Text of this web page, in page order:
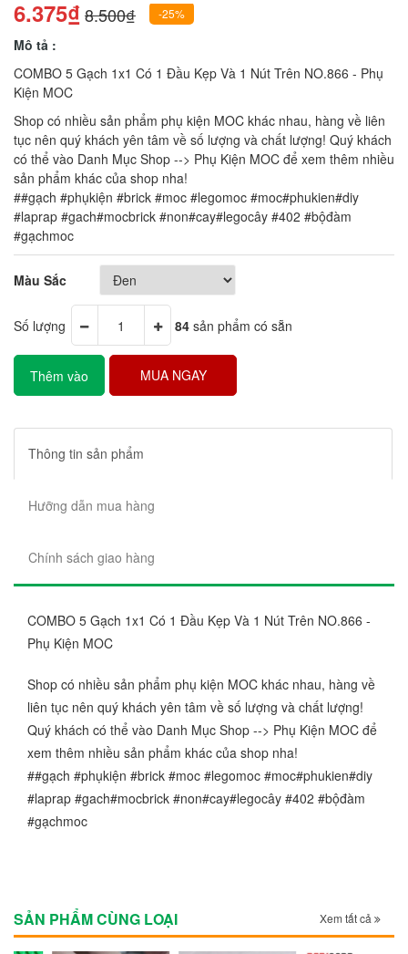
6.375₫8.500₫ -25%
Mô tả :
COMBO 5 Gạch 1x1 Có 1 Đầu Kẹp Và 1 Nút Trên NO.866 - Phụ
Kiện MOC
Shop có nhiều sản phẩm phụ kiện MOC khác nhau, hàng về liên
tục nên quý khách yên tâm về số lượng và chất lượng! Quý khách
có thể vào Danh Mục Shop --> Phụ Kiện MOC để xem thêm nhiều
sản phẩm khác của shop nha!
##gạch #phụkiện #brick #moc #legomoc #moc#phukien#diy
#laprap #gach#mocbrick #non#cay#legocây #402 #bộđàm
#gạchmoc
Màu Sắc
Số lượng 84 sản phẩm có sẵn
Thêm vào MUA NGAY
Thông tin sản phẩm
Hưỡng dẫn mua hàng
Chính sách giao hàng
COMBO 5 Gạch 1x1 Có 1 Đầu Kẹp Và 1 Nút Trên NO.866 -
Phụ Kiện MOC
Shop có nhiều sản phẩm phụ kiện MOC khác nhau, hàng về
liên tục nên quý khách yên tâm về số lượng và chất lượng!
Quý khách có thể vào Danh Mục Shop --> Phụ Kiện MOC để
xem thêm nhiều sản phẩm khác của shop nha!
##gạch #phụkiện #brick #moc #legomoc #moc#phukien#diy
#laprap #gach#mocbrick #non#cay#legocây #402 #bộđàm
#gạchmoc
SẢN PHẨM CÙNG LOẠI Xem tất cả